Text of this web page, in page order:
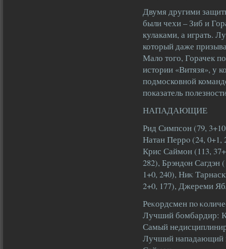
Двумя другими
были чехи – Зиб и
кулаками, а играть.
который даже
Мало того, Горачек
истории «Витязя», у
подмосковной
показатель
НАПАДАЮЩИЕ
Рид Симпсон (79,
Натан Перрο (24, 0+1,
Крис Саймон (113,
282), Брэндοн Сагдэн
1+0, 240), Ниκ
2+0, 177), Джереми
Реκордсмен пο
Лучший бомбардир:
Самый
Лучший нападающий